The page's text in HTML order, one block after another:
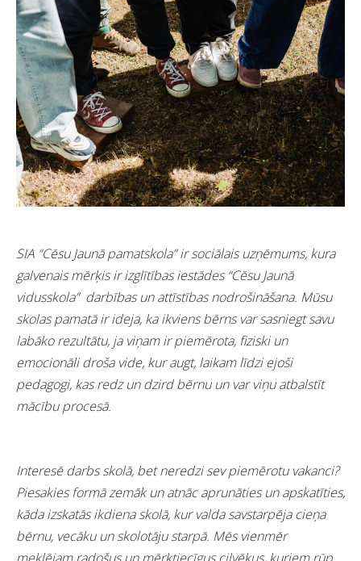
SIA “Cēsu Jaunā pamatskola” ir sociālais uzņēmums, kura
galvenais mērķis ir izglītības iestādes “Cēsu Jaunā
vidusskola” darbības un attīstības nodrošināšana. Mūsu
skolas pamatā ir ideja, ka ikviens bērns var sasniegt savu
labāko rezultātu, ja viņam ir piemērota, fiziski un
emocionāli droša vide, kur augt, laikam līdzi ejoši
pedagogi, kas redz un dzird bērnu un var viņu atbalstīt
mācību procesā.
Interesē darbs skolā, bet neredzi sev piemērotu vakanci?
Piesakies formā zemāk un atnāc aprunāties un apskatīties,
kāda izskatās ikdiena skolā, kur valda savstarpēja cieņa
bērnu, vecāku un skolotāju starpā. Mēs vienmēr
meklējam radošus un mērķtiecīgus cilvēkus, kuriem rūp